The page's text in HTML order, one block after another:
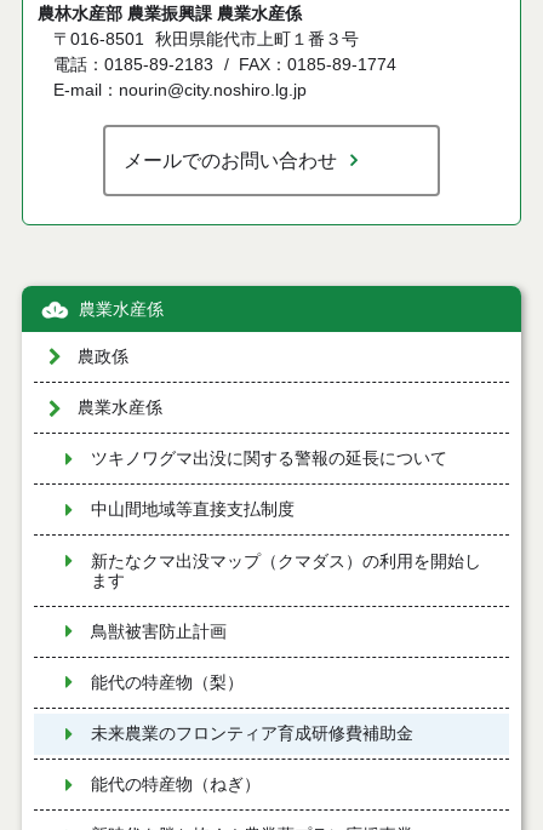
農林水産部 農業振興課 農業水産係
〒016-8501
秋田県能代市上町１番３号
電話：0185-89-2183
FAX：0185-89-1774
E-mail：nourin@city.noshiro.lg.jp
メールでのお問い合わせ
農業水産係
農政係
農業水産係
ツキノワグマ出没に関する警報の延長について
中山間地域等直接支払制度
新たなクマ出没マップ（クマダス）の利用を開始し
ます
鳥獣被害防止計画
能代の特産物（梨）
未来農業のフロンティア育成研修費補助金
能代の特産物（ねぎ）